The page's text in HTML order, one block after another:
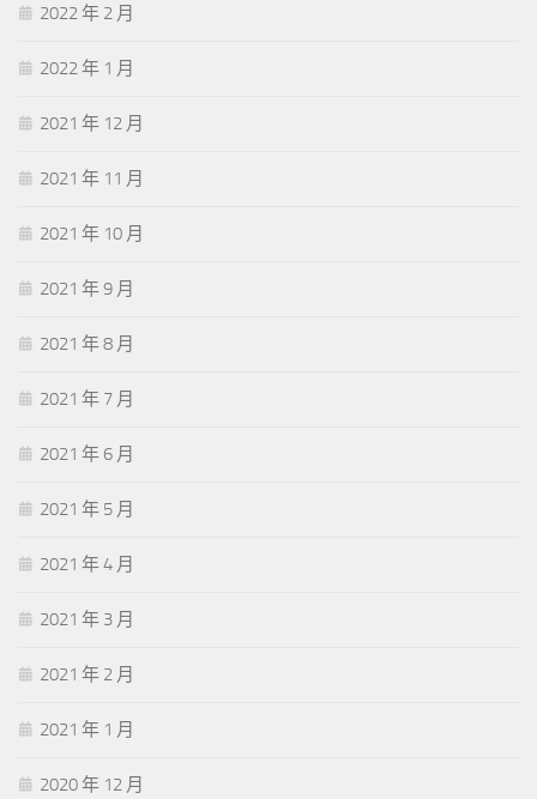
2022 年 2 月
2022 年 1 月
2021 年 12 月
2021 年 11 月
2021 年 10 月
2021 年 9 月
2021 年 8 月
2021 年 7 月
2021 年 6 月
2021 年 5 月
2021 年 4 月
2021 年 3 月
2021 年 2 月
2021 年 1 月
2020 年 12 月